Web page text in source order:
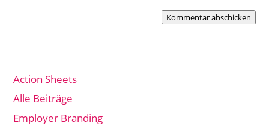
Kommentar abschicken
Action Sheets
Alle Beiträge
Employer Branding